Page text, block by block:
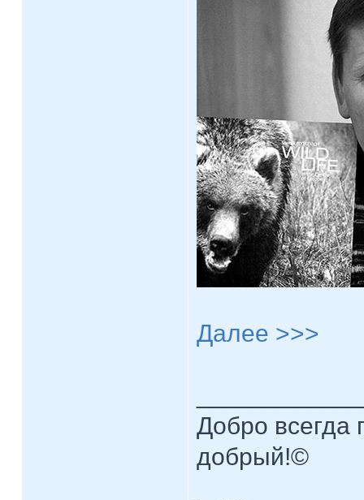
Далее >>>
Добро всегда
добрый!©